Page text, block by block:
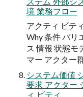
境 業務フロー
アクティ ビテ
Why 条件 バリ
ス 情報 状態モ
マー アクター
システム価値
要求 アクター
ィ ビティ